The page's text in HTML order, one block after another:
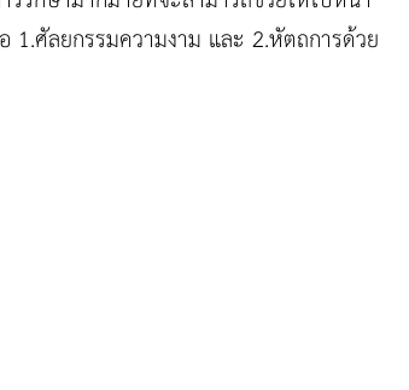
1.ศัลยกรรมความงาม และ 2.หัตถการด้วย